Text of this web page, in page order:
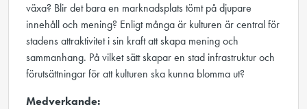
växa? Blir det bara en marknadsplats tömt på djupare
innehåll och mening? Enligt många är kulturen är central för
stadens attraktivitet i sin kraft att skapa mening och
sammanhang. På vilket sätt skapar en stad infrastruktur och
förutsättningar för att kulturen ska kunna blomma ut?
Medverkande: